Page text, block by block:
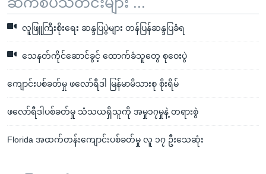
လူဖြူကြီးစိုးရေး ဆန္ဒပြပွဲများ တန်ပြန်ဆန္ဒပြခံရ
သေနတ်ကိုင်ဆောင်ခွင့် ထောက်ခံသူတွေ စုဝေးပွဲ
ကျောင်းပစ်ခတ်မှု ဖလော်ရီဒါ မြန်မာမိသားစု စိုးရိမ်
ဖလော်ရီဒါပစ်ခတ်မှု သံသယရှိသူကို အမှု၁၇မှုနဲ့ တရားစွဲ
Florida အထက်တန်းကျောင်းပစ်ခတ်မှု လူ ၁၇ ဦးသေဆုံး